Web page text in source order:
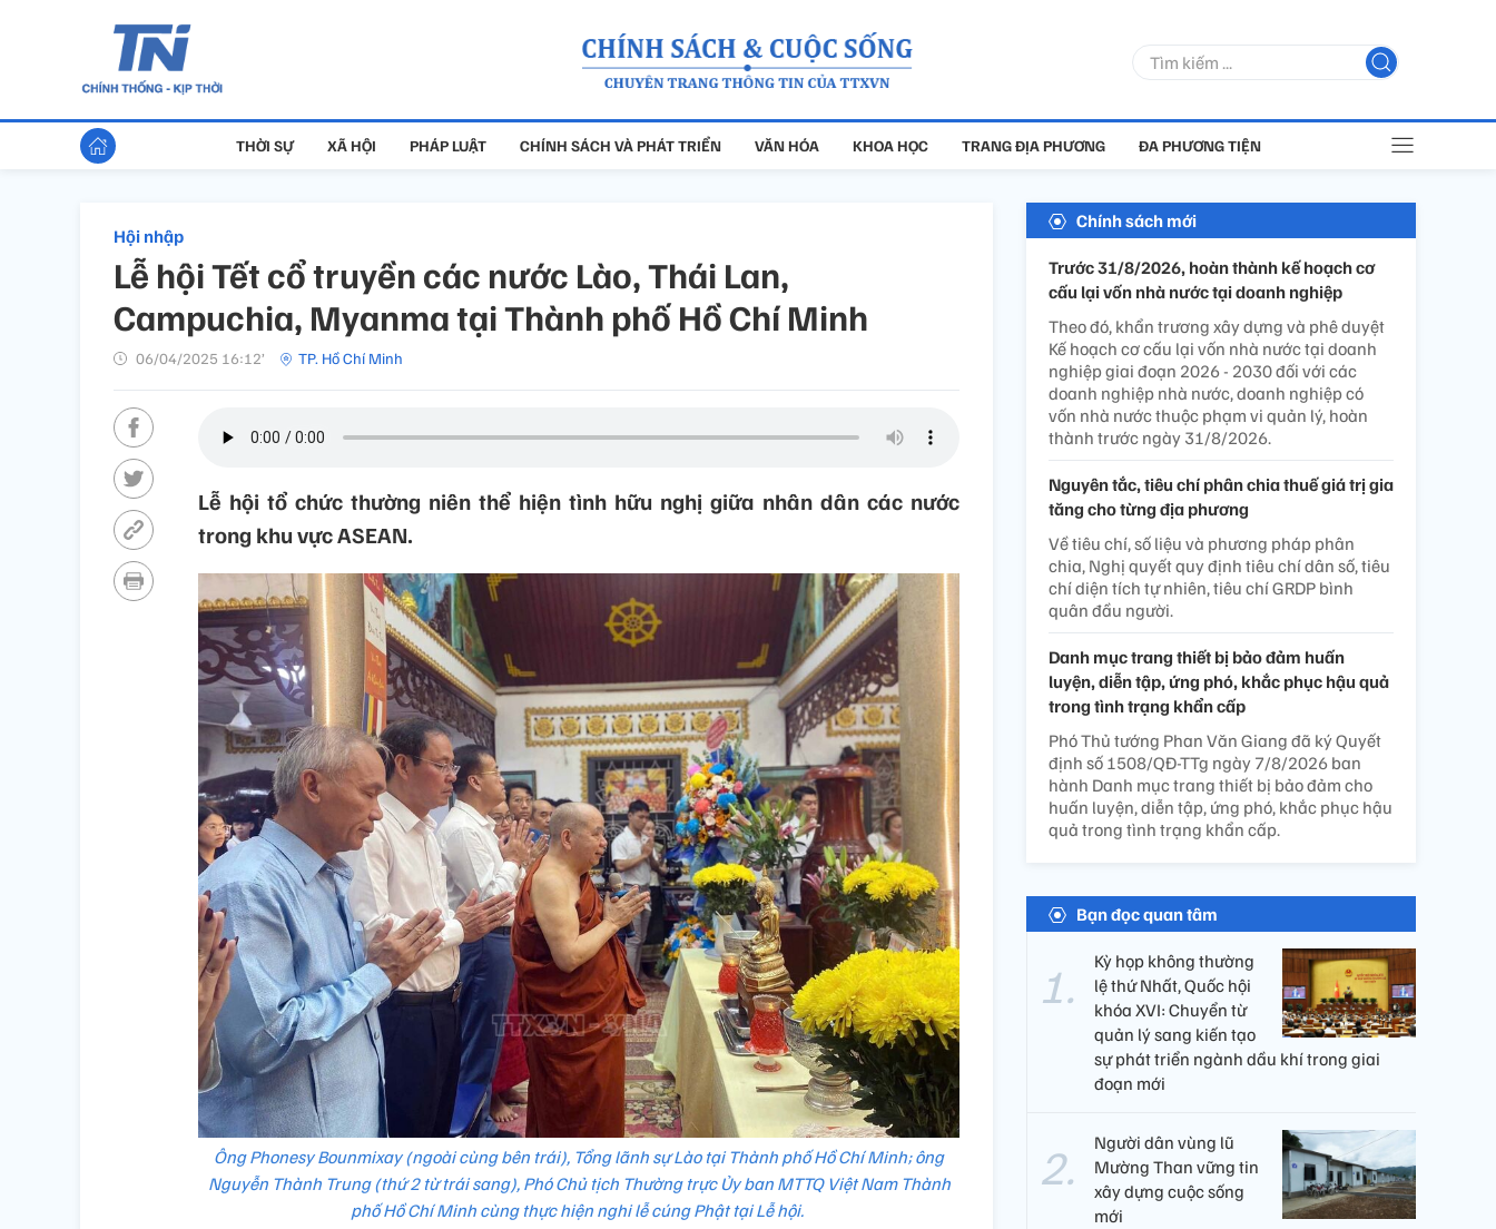
THỜI SỰ XÃ HỘI PHÁP LUẬT CHÍNH SÁCH VÀ PHÁT TRIỂN VĂN HÓA KHOA HỌC TRANG ĐỊA PHƯƠNG ĐA PHƯƠNG TIỆN
Hội nhập
Lễ hội Tết cổ truyền các nước Lào, Thái Lan,
Campuchia, Myanma tại Thành phố Hồ Chí Minh
06/04/2025 16:12’ TP. Hồ Chí Minh
Lễ hội tổ chức thường niên thể hiện tình hữu nghị giữa nhân dân các nước
trong khu vực ASEAN.
Ông Phonesy Bounmixay (ngoài cùng bên trái), Tổng lãnh sự Lào tại Thành phố Hồ Chí Minh; ông
Nguyễn Thành Trung (thứ 2 từ trái sang), Phó Chủ tịch Thường trực Ủy ban MTTQ Việt Nam Thành
phố Hồ Chí Minh cùng thực hiện nghi lễ cúng Phật tại Lễ hội.
Chính sách mới
Trước 31/8/2026, hoàn thành kế hoạch cơ
cấu lại vốn nhà nước tại doanh nghiệp
Theo đó, khẩn trương xây dựng và phê duyệt
Kế hoạch cơ cấu lại vốn nhà nước tại doanh
nghiệp giai đoạn 2026 - 2030 đối với các
doanh nghiệp nhà nước, doanh nghiệp có
vốn nhà nước thuộc phạm vi quản lý, hoàn
thành trước ngày 31/8/2026.
Nguyên tắc, tiêu chí phân chia thuế giá trị gia
tăng cho từng địa phương
Về tiêu chí, số liệu và phương pháp phân
chia, Nghị quyết quy định tiêu chí dân số, tiêu
chí diện tích tự nhiên, tiêu chí GRDP bình
quân đầu người.
Danh mục trang thiết bị bảo đảm huấn
luyện, diễn tập, ứng phó, khắc phục hậu quả
trong tình trạng khẩn cấp
Phó Thủ tướng Phan Văn Giang đã ký Quyết
định số 1508/QĐ-TTg ngày 7/8/2026 ban
hành Danh mục trang thiết bị bảo đảm cho
huấn luyện, diễn tập, ứng phó, khắc phục hậu
quả trong tình trạng khẩn cấp.
Bạn đọc quan tâm
Kỳ họp không thường
lệ thứ Nhất, Quốc hội
khóa XVI: Chuyển từ
quản lý sang kiến tạo
sự phát triển ngành dầu khí trong giai
đoạn mới
Người dân vùng lũ
Mường Than vững tin
xây dựng cuộc sống
mới